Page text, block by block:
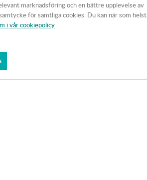
marknadsföring och en bättre upplevelse av
för samtliga cookies. Du kan när som helst
i vår cookiepolicy